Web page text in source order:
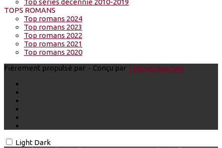
Top séries décennie 2010-2019
TOPS ROMANS
Top romans 2024
Top romans 2023
Top romans 2022
Top romans 2021
Top romans 2020
Fièrement propulsé par - Conçu par Thème Hueman
Light Dark